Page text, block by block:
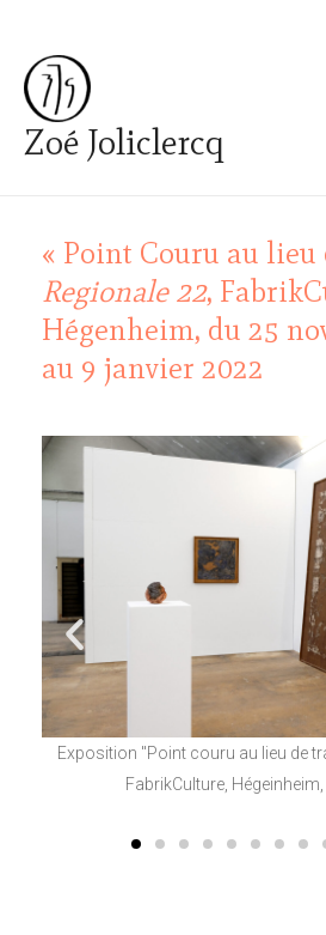
contenu
Zoé Joliclercq
« Point Couru au lieu
Regionale 22,
Hégenheim, du 25
au 9 janvier 2022
Exposition "Point couru au lieu de
FabrikCulture,
P
r
articles